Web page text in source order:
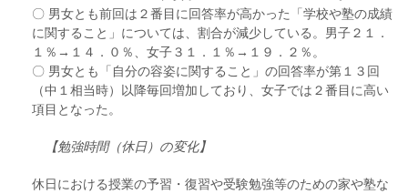
〇 男女とも前回は２番目に回答率が高かった「学校や塾の成績
に関すること」については、割合が減少している。男子２１．
１％→１４．０％、女子３１．１％→１９．２％。
〇 男女とも「自分の容姿に関すること」の回答率が第１３回
（中１相当時）以降毎回増加しており、女子では２番目に高い
項目となった。
【勉強時間（休日）の変化】
休日における授業の予習・復習や受験勉強等のための家や塾な